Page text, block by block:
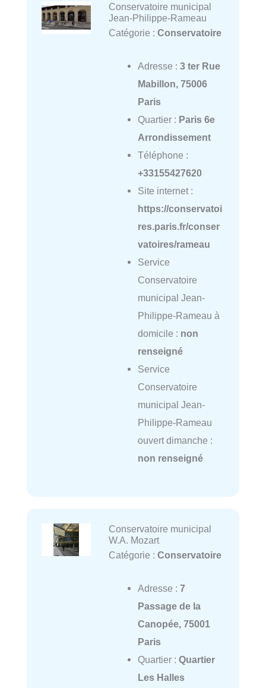
Conservatoire municipal
Jean-Philippe-Rameau
Catégorie : Conservatoire
Adresse : 3 ter Rue
Mabillon, 75006
Paris
Quartier : Paris 6e
Arrondissement
Téléphone :
+33155427620
Site internet :
https://conservatoi
res.paris.fr/conser
vatoires/rameau
Service
Conservatoire
municipal Jean-
Philippe-Rameau à
domicile : non
renseigné
Service
Conservatoire
municipal Jean-
Philippe-Rameau
ouvert dimanche :
non renseigné
Conservatoire municipal
W.A. Mozart
Catégorie : Conservatoire
Adresse : 7
Passage de la
Canopée, 75001
Paris
Quartier : Quartier
Les Halles